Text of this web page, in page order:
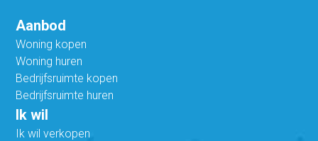
Aanbod
Woning kopen
Woning huren
Bedrijfsruimte kopen
Bedrijfsruimte huren
Ik wil
Ik wil verkopen